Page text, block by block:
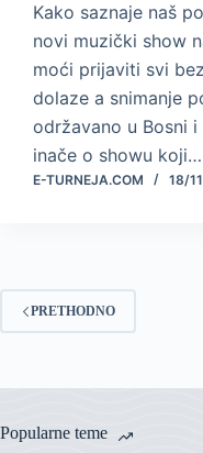
Kako saznaje naš
novi muzički show
moći prijaviti svi
dolaze a snimanje
održavano u Bosni
inače o showu koji…
E-TURNEJA.COM 18/
PRETHODNO
Popularne teme